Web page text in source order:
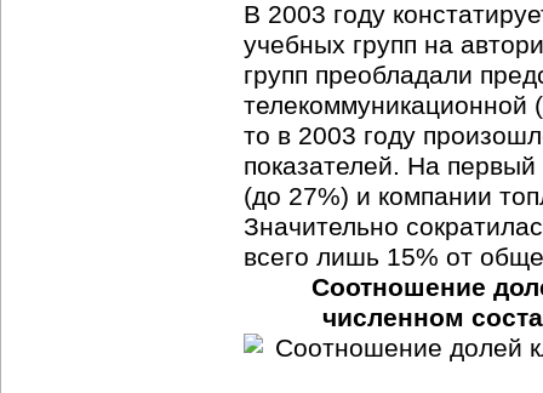
В 2003 году
учебных групп на
групп преобладали
телекоммуникационной
то в 2003 году
показателей. На
(до 27%) и компании
Значительно
всего лишь 15% от
Соотношение
численном